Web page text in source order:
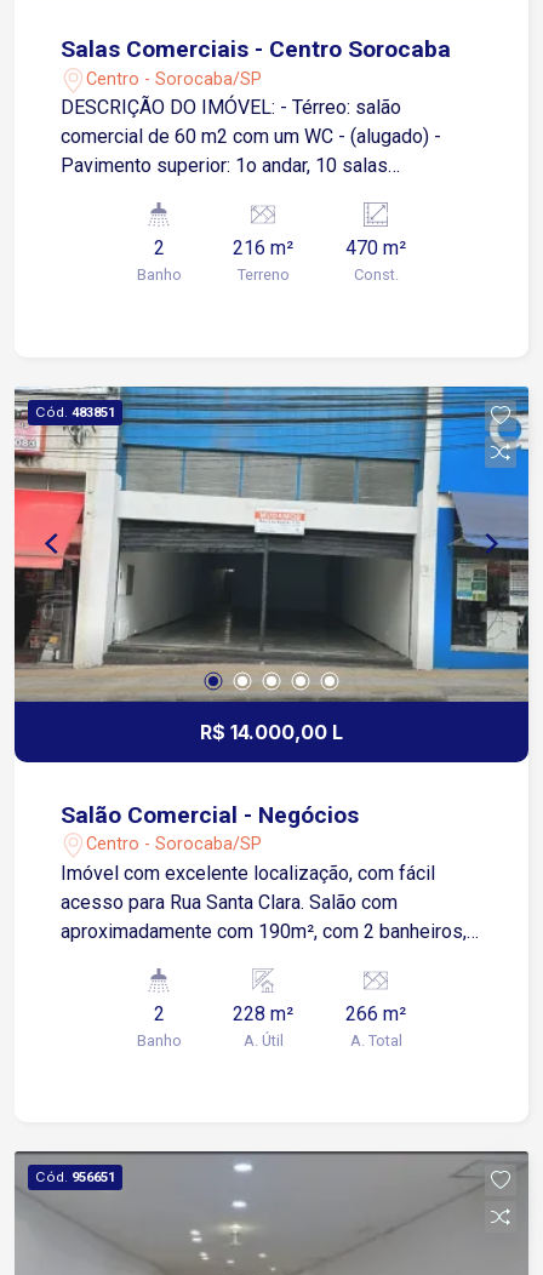
Salas Comerciais - Centro Sorocaba
Centro - Sorocaba/SP
DESCRIÇÃO DO IMÓVEL: - Térreo: salão
comercial de 60 m2 com um WC - (alugado) -
Pavimento superior: 1o andar, 10 salas
Pavimento 2o andar: 2 salas comerciais, (alugado
clínica odonto), uma recepção uma cozinha e um
WC + 6 salas comerciais, uma recepção, uma
sublocação das salas.
2
Banho
216 m²
Terreno
470 m²
Const.
Cód. 483851
R$ 14.000,00 L
Salão Comercial - Negócios
Centro - Sorocaba/SP
Imóvel com excelente localização, com fácil
acesso para Rua Santa Clara. Salão com
aproximadamente com 190m², com 2 banheiros,
2
Banho
228 m²
A. Útil
266 m²
A. Total
Cód. 956651